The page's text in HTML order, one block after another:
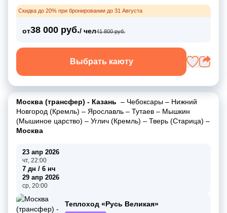
Скидка до 20% при бронировании до 31 Августа
от38 000 руб./ чел41 800 руб.
Выбрать каюту
Москва (трансфер) - Казань – Чебоксары – Нижний
Новгород (Кремль) – Ярославль – Тутаев – Мышкин
(Мышиное царство) – Углич (Кремль) – Тверь (Старица) –
Москва
23 апр 2026
чт, 22:00
7 дн / 6 нч
29 апр 2026
ср, 20:00
Теплоход «Русь Великая»